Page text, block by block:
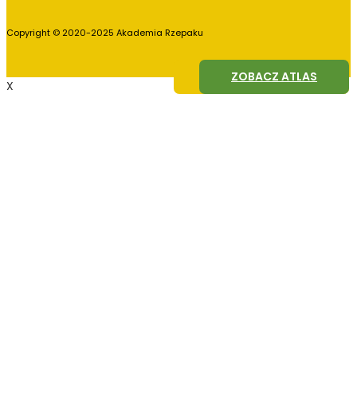
ZOBACZ AGROFAGI
ZOBACZ ATLAS
Copyright © 2020-2025 Akademia Rzepaku
X